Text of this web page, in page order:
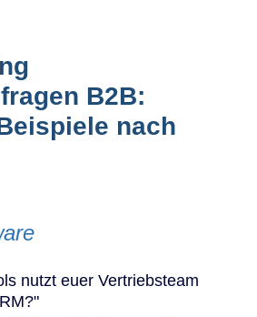
B2B:
nach
nutzt euer Vertriebsteam